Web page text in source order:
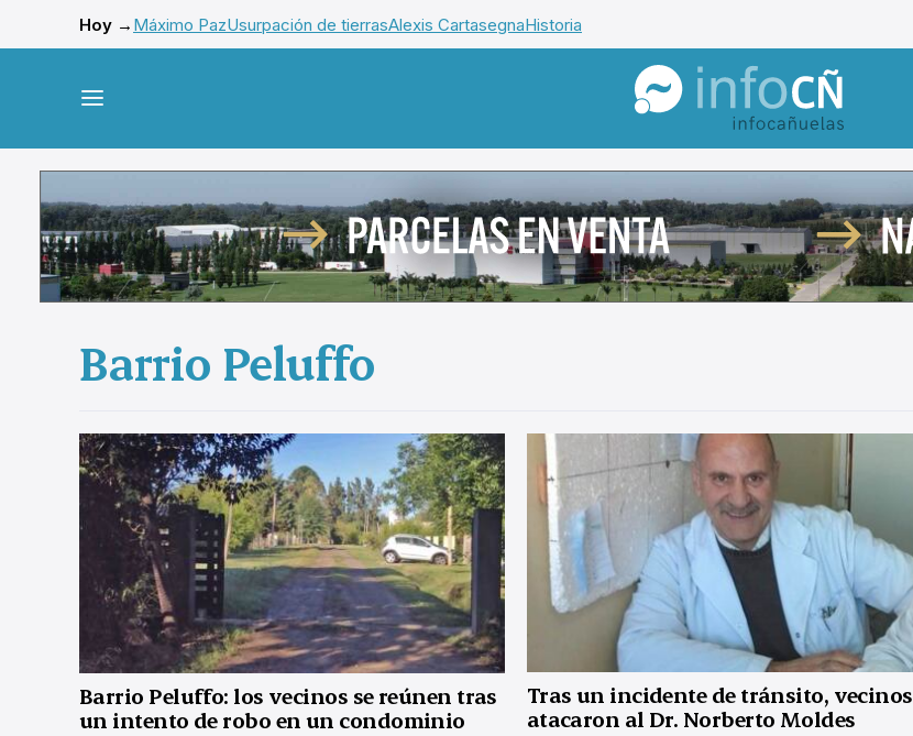
Hoy → Máximo PazUsurpación de tierrasAlexis CartasegnaHistoria
InfoCañuelas
Barrio Peluffo
Barrio Peluffo: los vecinos se reúnen tras
un intento de robo en un condominio
Tras un incidente de tránsito, vecinos
atacaron al Dr. Norberto Moldes